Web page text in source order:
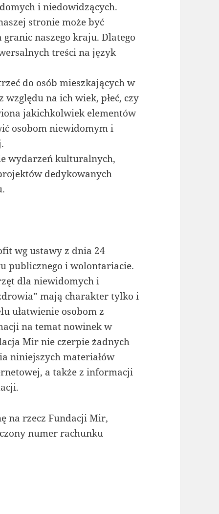
i niedowidzących.
stronie może być
naszego kraju. Dlatego
treści na język
do osób mieszkających w
względu na ich wiek, płeć, czy
jakichkolwiek elementów
osobom niewidomym i
wydarzeń kulturalnych,
dedykowanych
wg ustawy z dnia 24
publicznego i wolontariacie.
dla niewidomych i
mają charakter tylko i
ułatwienie osobom z
na temat nowinek w
Mir nie czerpie żadnych
niniejszych materiałów
a także z informacji
na rzecz Fundacji Mir,
numer rachunku